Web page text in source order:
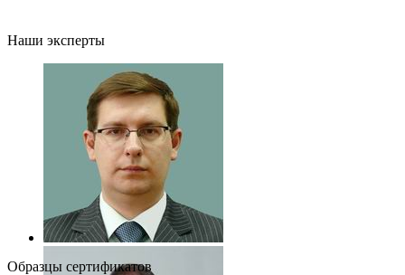
Наши эксперты
Образцы сертификатов